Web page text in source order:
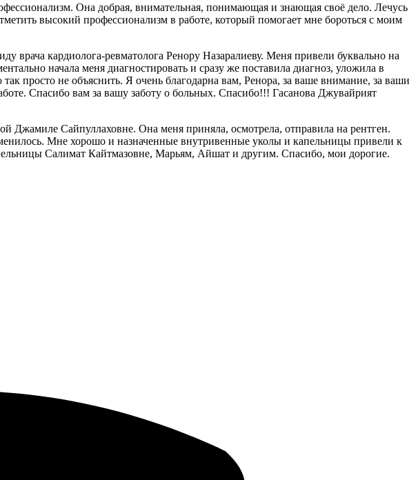
Она добрая, внимательная, понимающая и знающая своё дело. Лечусь
высокий профессионализм в работе, который помогает мне бороться с моим
кардиолога-ревматолога Ренору Назаралиеву. Меня привели буквально на
начала меня диагностировать и сразу же поставила диагноз, уложила в
просто не объяснить. Я очень благодарна вам, Ренора, за ваше внимание, за ваши
Спасибо вам за вашу заботу о больных. Спасибо!!! Гасанова Джувайрият
Джамиле Сайпуллаховне. Она меня приняла, осмотрела, отправила на рентген.
Мне хорошо и назначенные внутривенные уколы и капельницы привели к
Салимат Кайтмазовне, Марьям, Айшат и другим. Спасибо, мои дорогие.